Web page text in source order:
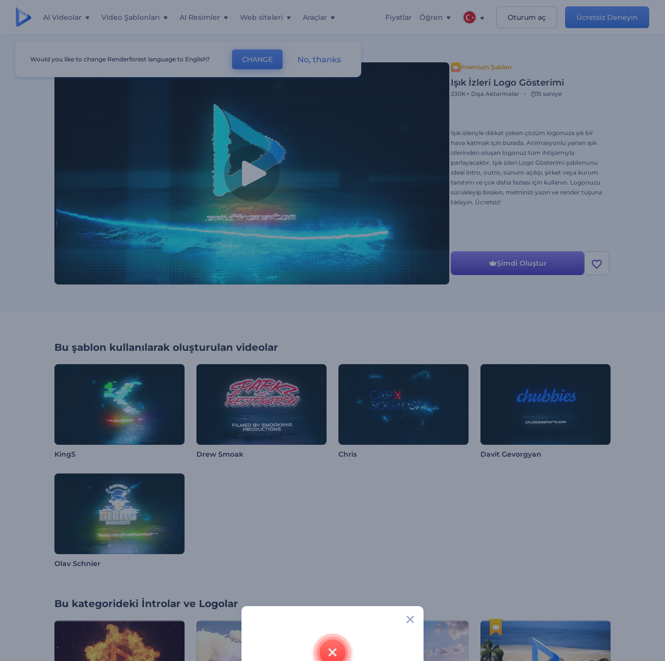
AI Videolar Video Şablonları AI Resimler Web siteleri Araçlar Fiyatlar Öğren Oturum aç Ücretsiz Deneyin
Premium Şablon
Işık İzleri Logo Gösterimi
230K+ Dışa Aktarmalar 15 saniye
Işık izleriyle dikkat çeken çözüm logonuza şık bir
hava katmak için burada. Animasyonlu yanan ışık
izlerinden oluşan logonuz tüm ihtişamıyla
parlayacaktır. Işık izleri Logo Gösterimi şablonunu
ideal intro, outro, sunum açılışı, şirket veya kurum
tanıtımı ve çok daha fazlası için kullanın. Logonuzu
sürükleyip bırakın, metninizi yazın ve render tuşuna
tıklayın. Ücretsiz!
Şi̇mdi̇ Oluştur
Bu şablon kullanılarak oluşturulan videolar
KingS Drew Smoak Chris Davit Gevorgyan
Olav Schnier
Bu kategorideki İntrolar ve Logolar
Would you like to change Renderforest language to English? CHANGE No, thanks